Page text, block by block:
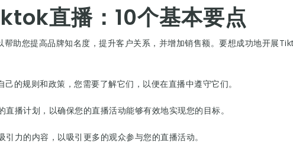
直播：10个基本要点
助您提高品牌知名度，提升客户关系，并增加销售额。要想成功地开展
的规则和政策，您需要了解它们，以便在直播中遵守它们。
播计划，以确保您的直播活动能够有效地实现您的目标。
力的内容，以吸引更多的观众参与您的直播活动。